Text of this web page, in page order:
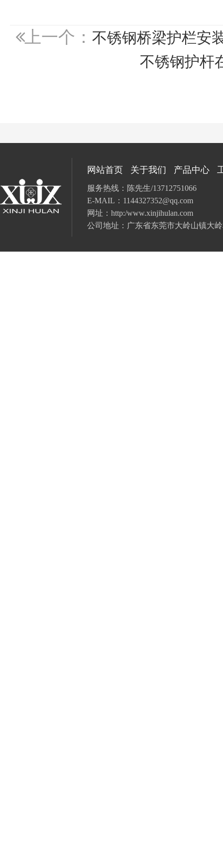
上一个： 不锈钢桥梁护栏安
不锈钢护杆
网站首页 关于我们 产品中心
服务热线：陈先生/13712751066
E-MAIL： 1144327352@qq.com
网址： http:/www.xinjihulan.com
公司地址：广东省东莞市大岭山镇大